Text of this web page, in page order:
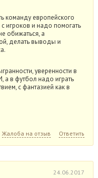
команду европейского
игроков и надо помогать
обижаться, а
делать выводы и
уверенности в
а в футбол надо играть
с фантазией как в
Жалоба на отзыв Ответить
24.06.2017